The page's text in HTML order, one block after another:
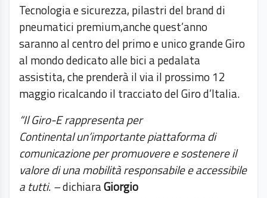
Tecnologia e sicurezza, pilastri del brand di
pneumatici premium,anche quest’anno
saranno al centro del primo e unico grande Giro
al mondo dedicato alle bici a pedalata
assistita, che prenderà il via il prossimo 12
maggio ricalcando il tracciato del Giro d’Italia.
“Il Giro-E rappresenta per
Continental un’importante piattaforma di
comunicazione per promuovere e sostenere il
valore di una mobilità responsabile e accessibile
a tutti. –dichiaraGiorgio